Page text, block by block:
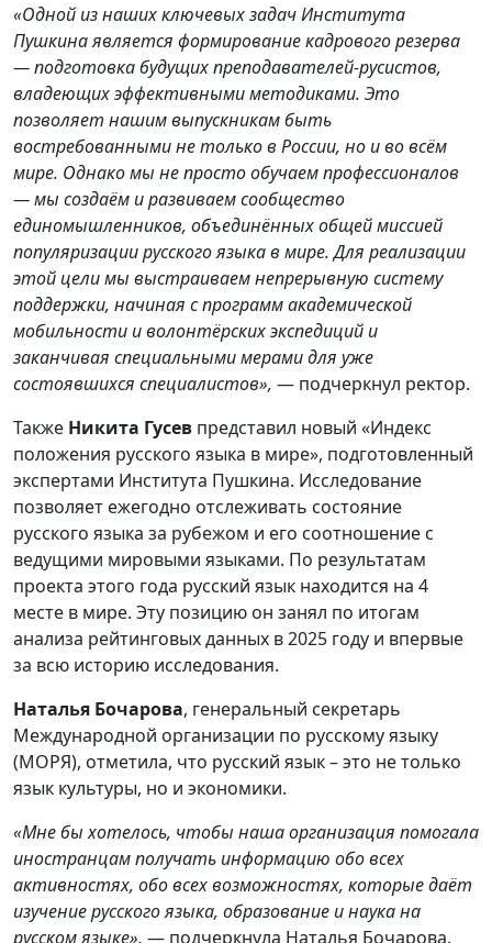
«Одной из наших ключевых задач Института
Пушкина является формирование кадрового резерва
— подготовка будущих преподавателей-русистов,
владеющих эффективными методиками. Это
позволяет нашим выпускникам быть
востребованными не только в России, но и во всём
мире. Однако мы не просто обучаем профессионалов
— мы создаём и развиваем сообщество
единомышленников, объединённых общей миссией
популяризации русского языка в мире. Для реализации
этой цели мы выстраиваем непрерывную систему
поддержки, начиная с программ академической
мобильности и волонтёрских экспедиций и
заканчивая специальными мерами для уже
состоявшихся специалистов», — подчеркнул ректор.
Также Никита Гусев представил новый «Индекс
положения русского языка в мире», подготовленный
экспертами Института Пушкина. Исследование
позволяет ежегодно отслеживать состояние
русского языка за рубежом и его соотношение с
ведущими мировыми языками. По результатам
проекта этого года русский язык находится на 4
месте в мире. Эту позицию он занял по итогам
анализа рейтинговых данных в 2025 году и впервые
за всю историю исследования.
Наталья Бочарова, генеральный секретарь
Международной организации по русскому языку
(МОРЯ), отметила, что русский язык – это не только
язык культуры, но и экономики.
«Мне бы хотелось, чтобы наша организация помогала
иностранцам получать информацию обо всех
активностях, обо всех возможностях, которые даёт
изучение русского языка, образование и наука на
русском языке», — подчеркнула Наталья Бочарова.